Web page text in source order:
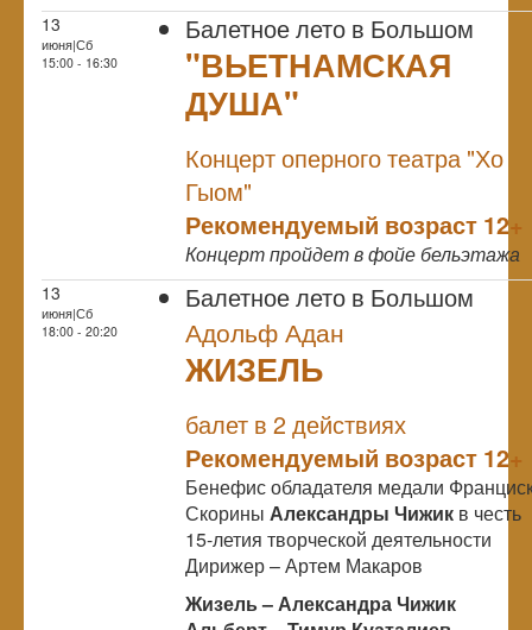
13
июня|Сб
15:00 - 16:30
Балетное лето в Большом
"ВЬЕТНАМСКАЯ
ДУША"
Концерт оперного театра "Хо
Гыом"
Рекомендуемый возраст 12+
Концерт пройдет в фойе бельэтажа
13
июня|Сб
18:00 - 20:20
Балетное лето в Большом
Адольф Адан
ЖИЗЕЛЬ
балет в 2 действиях
Рекомендуемый возраст 12+
Бенефис обладателя медали
Скорины Александры Чижик в честь
15-летия творческой деятельности
Дирижер – Артем Макаров
Жизель – Александра Чижик